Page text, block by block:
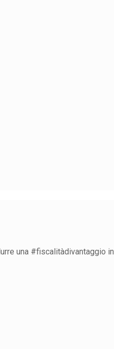
una #fiscalitàdivantaggio in